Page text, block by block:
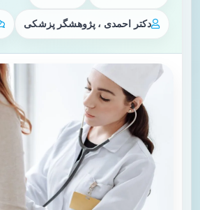
دکتر احمدی ، پژوهشگر پزشکی